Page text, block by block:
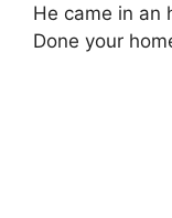
He came in an
Done your